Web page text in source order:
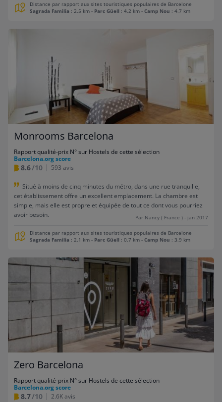
Distance par rapport aux sites touristiques populaires de Barcelone
Sagrada Familia : 2.5 km - Parc Güell : 4.2 km - Camp Nou : 4.7 km
Monrooms Barcelona
Rapport qualité-prix N° sur Hostels de cette sélection
Barcelona.org score
8.6/10 593 avis
Situé à moins de cinq minutes du métro, dans une rue tranquille,
cet établissement offre un excellent emplacement. La chambre est
simple, mais elle est propre et équipée de tout ce dont vous pourriez
avoir besoin.
Par Nancy ( France ) - jan 2017
Distance par rapport aux sites touristiques populaires de Barcelone
Sagrada Familia : 2.1 km - Parc Güell : 0.7 km - Camp Nou : 3.9 km
Zero Barcelona
Rapport qualité-prix N° sur Hostels de cette sélection
Barcelona.org score
8.7/10 2.6K avis